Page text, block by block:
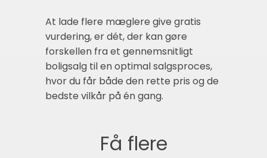
At lade flere mæglere give gratis
vurdering, er dét, der kan gøre
forskellen fra et gennemsnitligt
boligsalg til en optimal salgsproces,
hvor du får både den rette pris og de
bedste vilkår på én gang.
Få flere